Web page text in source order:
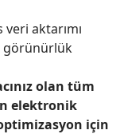
aktarımı
görünürlük
olan tüm
elektronik
için